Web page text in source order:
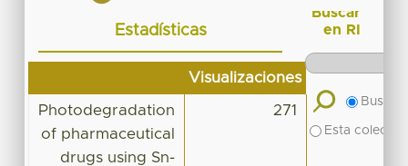
Estadísticas
Visualizaciones
Photodegradation
of pharmaceutical
drugs using Sn-
271
Buscar
en RI
Buscar
Esta